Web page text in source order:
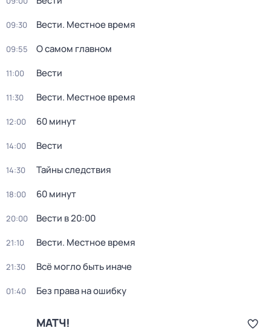
09:30 Вести. Местное время
09:55 О самом главном
11:00 Вести
11:30 Вести. Местное время
12:00 60 минут
14:00 Вести
14:30 Тайны следствия
18:00 60 минут
20:00 Вести в 20:00
21:10 Вести. Местное время
21:30 Всё могло быть иначе
01:40 Без права на ошибку
МАТЧ!